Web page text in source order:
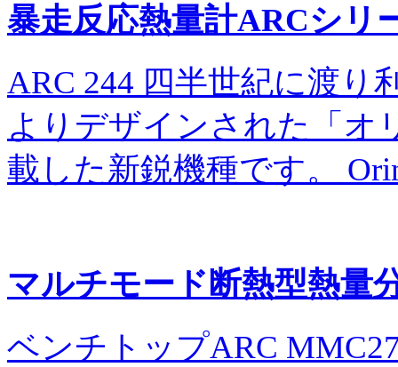
暴走反応熱量計ARCシリ
ARC 244 四半世紀に渡
よりデザインされた「オ
載した新鋭機種です。
マルチモード断熱型熱量
ベンチトップARC